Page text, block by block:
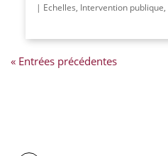
Echelles, Intervention publique,
« Entrées précédentes